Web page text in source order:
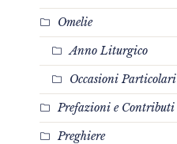
Omelie
Anno Liturgico
Occasioni Particolari
Prefazioni e Contributi
Preghiere